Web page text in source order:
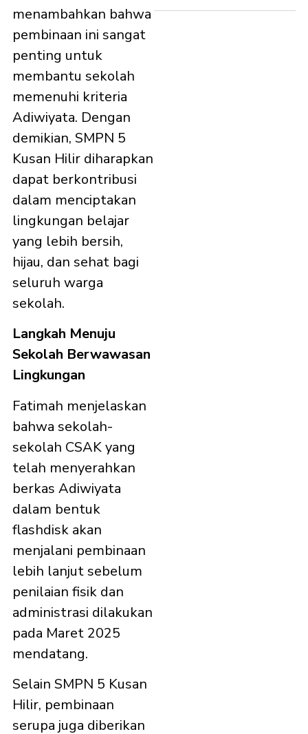
menambahkan bahwa
pembinaan ini sangat
penting untuk
membantu sekolah
memenuhi kriteria
Adiwiyata. Dengan
demikian, SMPN 5
Kusan Hilir diharapkan
dapat berkontribusi
dalam menciptakan
lingkungan belajar
yang lebih bersih,
hijau, dan sehat bagi
seluruh warga
sekolah.
Langkah Menuju
Sekolah Berwawasan
Lingkungan
Fatimah menjelaskan
bahwa sekolah-
sekolah CSAK yang
telah menyerahkan
berkas Adiwiyata
dalam bentuk
flashdisk akan
menjalani pembinaan
lebih lanjut sebelum
penilaian fisik dan
administrasi dilakukan
pada Maret 2025
mendatang.
Selain SMPN 5 Kusan
Hilir, pembinaan
serupa juga diberikan